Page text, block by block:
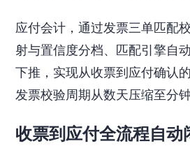
应付会计，通过发票三单匹配
射与置信度分档、匹配引擎自
下推，实现从收票到应付确认
发票校验周期从数天压缩至分钟
收票到应付全流程自动